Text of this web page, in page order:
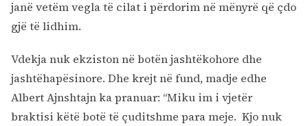
janë vetëm vegla të cilat i përdorim në mënyrë që çdo
gjë të lidhim.
Vdekja nuk ekziston në botën jashtëkohore dhe
jashtëhapësinore. Dhe krejt në fund, madje edhe
Albert Ajnshtajn ka pranuar: “Miku im i vjetër
braktisi këtë botë të çuditshme para meje. Kjo nuk